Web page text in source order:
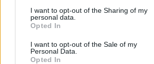
I want to opt-out of the Sharing of my
personal data.
Opted In
I want to opt-out of the Sale of my
Personal Data.
Opted In
... Обор за мишки I: жълт